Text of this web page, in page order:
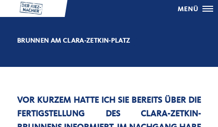
MENÜ
BRUNNEN AM CLARA-ZETKIN-PLATZ
VOR KURZEM HATTE ICH SIE BEREITS ÜBER DIE
FERTIGSTELLUNG DES CLARA-ZETKIN-